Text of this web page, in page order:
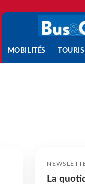
MOBILITÉS
La